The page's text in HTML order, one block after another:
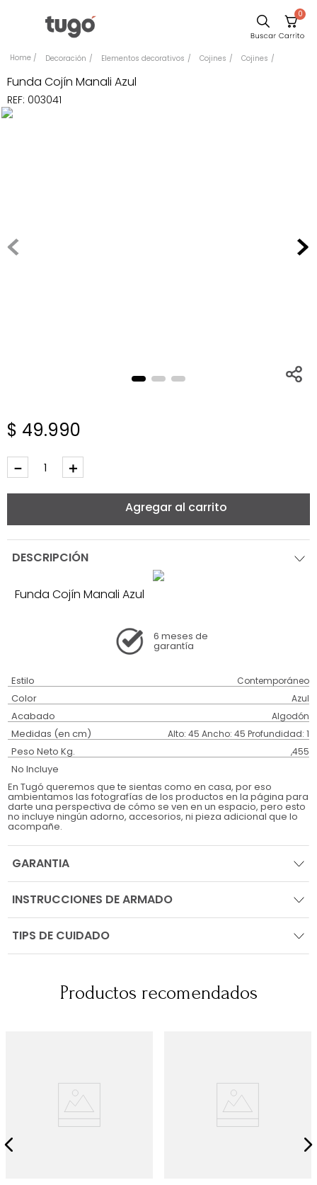
0
Decoración Elementos decorativos Cojines Cojines
Funda Cojín Manali Azul
REF: 003041
$ 49.990
＋
－
Agregar al carrito
DESCRIPCIÓN
Funda Cojín Manali Azul
6 meses de
garantía
Estilo Contemporáneo
Color Azul
Acabado Algodón
Medidas (en cm) Alto: 45 Ancho: 45 Profundidad: 1
Peso Neto Kg. ,455
No Incluye
En Tugó queremos que te sientas como en casa, por eso
ambientamos las fotografías de los productos en la página para
darte una perspectiva de cómo se ven en un espacio, pero esto
no incluye ningún adorno, accesorios, ni pieza adicional que lo
acompañe.
GARANTIA
INSTRUCCIONES DE ARMADO
TIPS DE CUIDADO
Productos recomendados
Comedor
Silla